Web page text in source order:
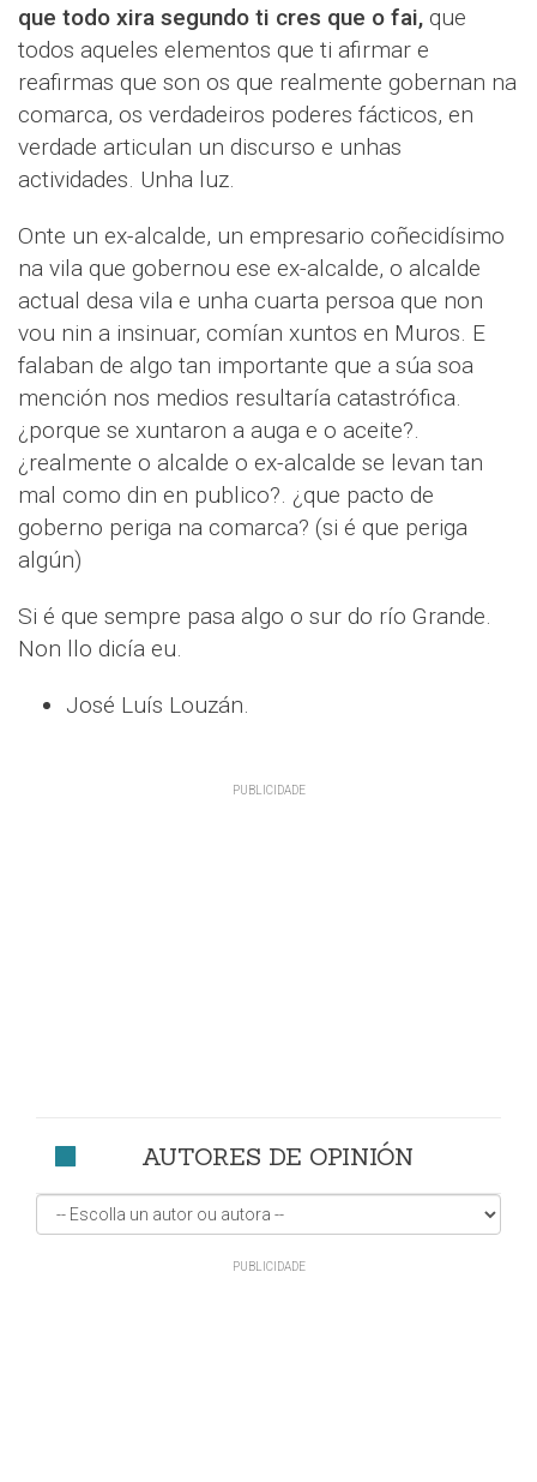
que todo xira segundo ti cres que o fai, que
todos aqueles elementos que ti afirmar e
reafirmas que son os que realmente gobernan na
comarca, os verdadeiros poderes fácticos, en
verdade articulan un discurso e unhas
actividades. Unha luz.
Onte un ex-alcalde, un empresario coñecidísimo
na vila que gobernou ese ex-alcalde, o alcalde
actual desa vila e unha cuarta persoa que non
vou nin a insinuar, comían xuntos en Muros. E
falaban de algo tan importante que a súa soa
mención nos medios resultaría catastrófica.
¿porque se xuntaron a auga e o aceite?.
¿realmente o alcalde o ex-alcalde se levan tan
mal como din en publico?. ¿que pacto de
goberno periga na comarca? (si é que periga
algún)
Si é que sempre pasa algo o sur do río Grande.
Non llo dicía eu.
José Luís Louzán.
AUTORES DE OPINIÓN